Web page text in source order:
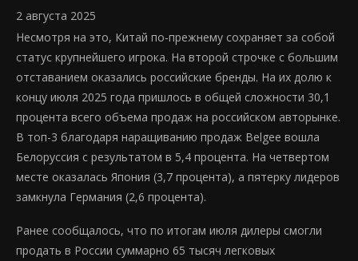
2 августа 2025
Несмотря на это, Китай по-прежнему сохраняет за собой
статус крупнейшего игрока. На второй строчке с большим
отставанием оказались российские бренды. На их долю к
концу июля 2025 года пришлось в общей сложности 30,1
процента всего объема продаж на российском авторынке.
В топ-3 благодаря наращиванию продаж Belgee вошла
Белоруссия с результатом в 5,4 процента. На четвертом
месте оказалась Япония (3,7 процента), а пятерку лидеров
замкнула Германия (2,6 процента).
Ранее сообщалось, что по итогам июля дилеры смогли
продать в России суммарно 65 тысяч легковых